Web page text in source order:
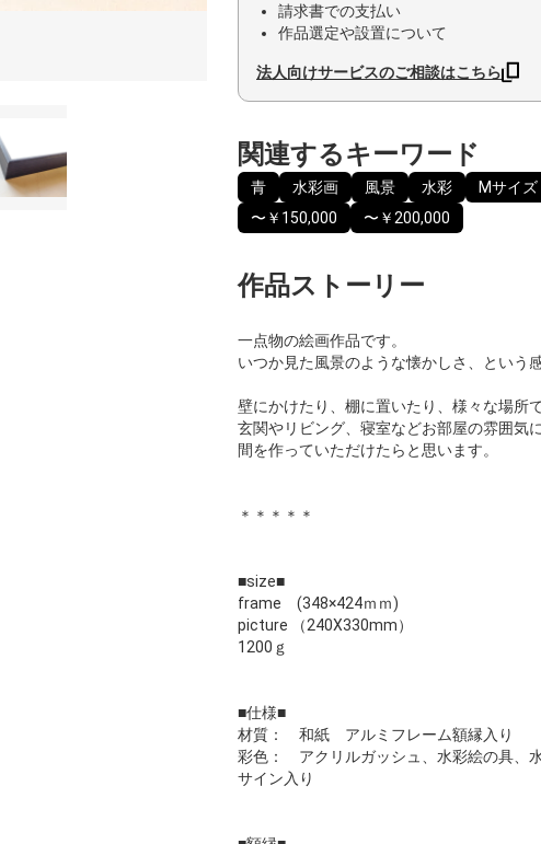
請求書での支払い
作品選定や設置について
法人向けサービスのご相談はこちら
関連するキーワード
青 水彩画 風景 水彩 Mサイズ
〜￥150,000
〜￥200,000
作品ストーリー
一点物の絵画作品です。
いつか見た風景のような懐かしさ、という
壁にかけたり、棚に置いたり、様々な場所
玄関やリビング、寝室などお部屋の雰囲気
間を作っていただけたらと思います。
＊＊＊＊＊
■size■
frame (348×424ｍｍ)
picture （240X330mm）
1200ｇ
■仕様■
材質： 和紙 アルミフレーム額縁入り
彩色： アクリルガッシュ、水彩絵の具、
サイン入り